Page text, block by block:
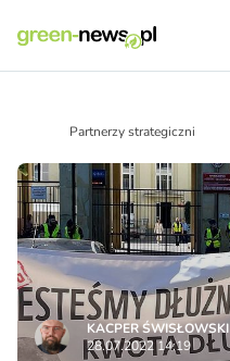
Partnerzy strategiczni
KACPER ŚWISŁO­WSKI
28.07.2022 14:19